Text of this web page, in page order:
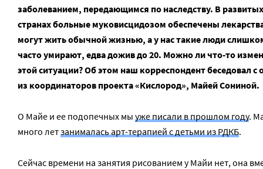
заболеванием, передающимся по наследству. В развитых
странах больные муковисцидозом обеспечены
могут жить обычной жизнью, а у нас такие люди
часто умирают, едва дожив до 20. Можно ли что-то
этой ситуации? Об этом наш корреспондент беседовал с
из координаторов проекта «Кислород», Майей Сониной.
О Майе и ее подопечных мы уже писали в прошлом году.
много летзанималась арт-терапией с детьми из РДКБ.
Сейчас времени на занятия рисованием у Майи нет, она